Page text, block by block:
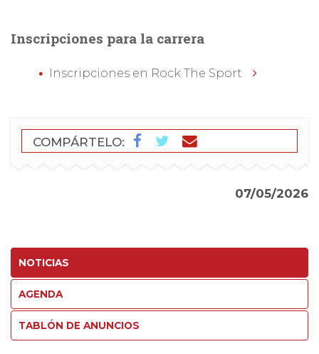
NOTICIAS
AGENDA
TABLÓN DE ANUNCIOS
Inscripciones para la carrera
Inscripciones en Rock The Sport
COMPÁRTELO:
07/05/2026